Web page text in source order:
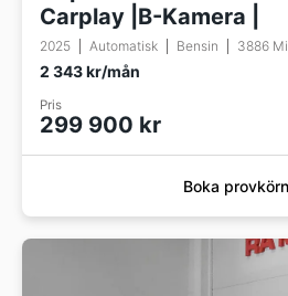
Carplay |B-Kamera |
2025 Automatisk Bensin 3886
2 343 kr/mån
Pris
299 900 kr
Boka